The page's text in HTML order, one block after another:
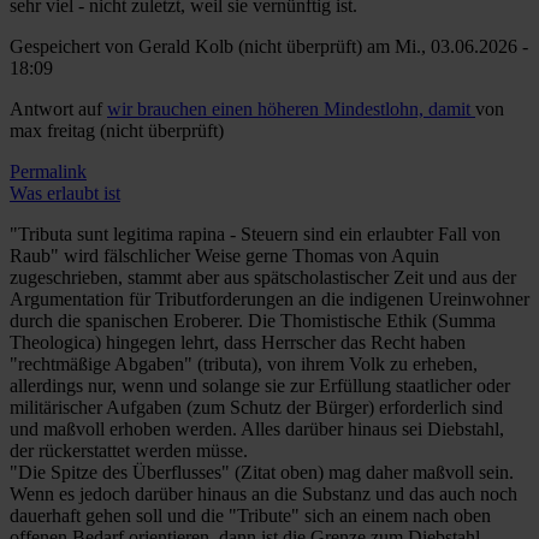
sehr viel - nicht zuletzt, weil sie vernünftig ist.
Gespeichert von Gerald Kolb (nicht überprüft) am Mi., 03.06.2026 -
18:09
Antwort auf wir brauchen einen höheren Mindestlohn, damit von
max freitag (nicht überprüft)
Permalink
Was erlaubt ist
"Tributa sunt legitima rapina - Steuern sind ein erlaubter Fall von
Raub" wird fälschlicher Weise gerne Thomas von Aquin
zugeschrieben, stammt aber aus spätscholastischer Zeit und aus der
Argumentation für Tributforderungen an die indigenen Ureinwohner
durch die spanischen Eroberer. Die Thomistische Ethik (Summa
Theologica) hingegen lehrt, dass Herrscher das Recht haben
"rechtmäßige Abgaben" (tributa), von ihrem Volk zu erheben,
allerdings nur, wenn und solange sie zur Erfüllung staatlicher oder
militärischer Aufgaben (zum Schutz der Bürger) erforderlich sind
und maßvoll erhoben werden. Alles darüber hinaus sei Diebstahl,
der rückerstattet werden müsse.
"Die Spitze des Überflusses" (Zitat oben) mag daher maßvoll sein.
Wenn es jedoch darüber hinaus an die Substanz und das auch noch
dauerhaft gehen soll und die "Tribute" sich an einem nach oben